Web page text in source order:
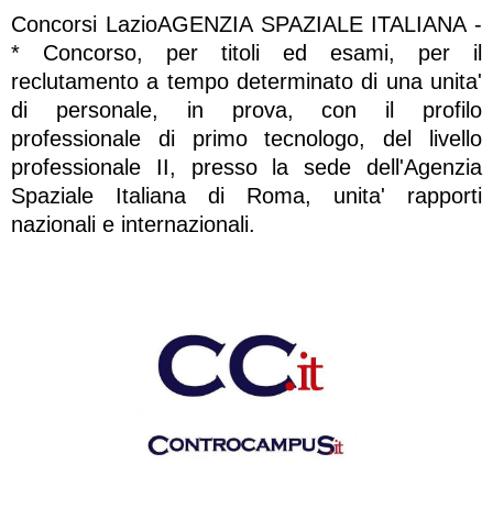
Concorsi LazioAGENZIA SPAZIALE ITALIANA -
* Concorso, per titoli ed esami, per il
reclutamento a tempo determinato di una unita'
di personale, in prova, con il profilo
professionale di primo tecnologo, del livello
professionale II, presso la sede dell'Agenzia
Spaziale Italiana di Roma, unita' rapporti
nazionali e internazionali.